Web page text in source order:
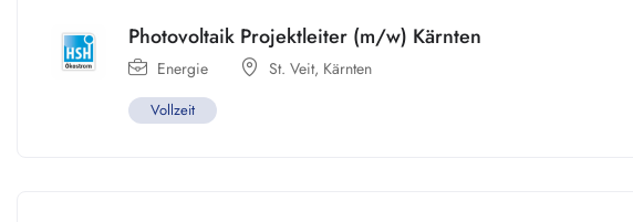
Photovoltaik Projektleiter (m/w) Kärnten
Energie St. Veit, Kärnten
Vollzeit